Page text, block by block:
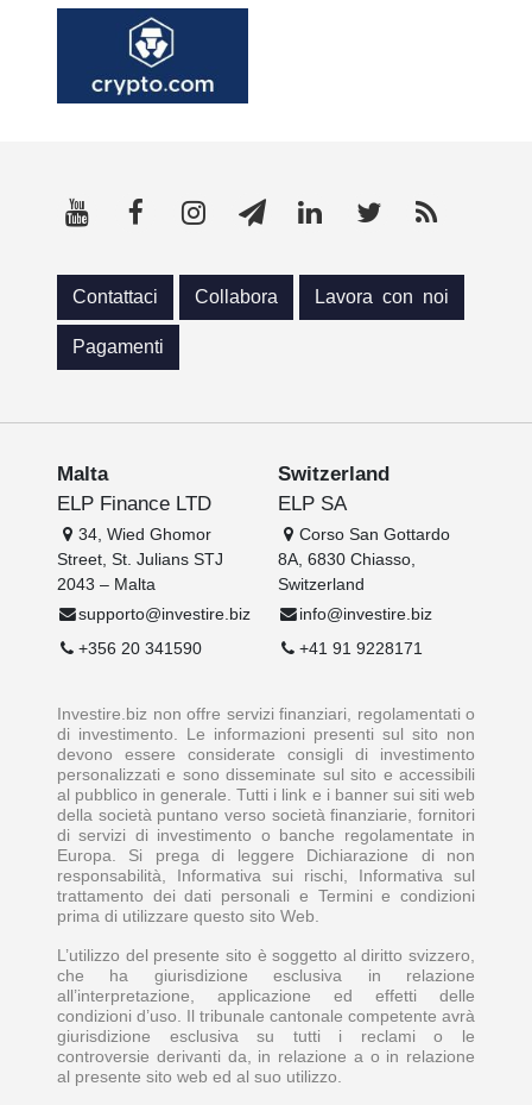
Contattaci Collabora Lavora con noi
Pagamenti
Malta
ELP Finance LTD
34, Wied Ghomor
Street, St. Julians STJ
2043 – Malta
supporto@investire.biz
+356 20 341590
Switzerland
ELP SA
Corso San Gottardo
8A, 6830 Chiasso,
Switzerland
info@investire.biz
+41 91 9228171
Investire.biz non offre servizi finanziari, regolamentati o
di investimento. Le informazioni presenti sul sito non
devono essere considerate consigli di investimento
personalizzati e sono disseminate sul sito e accessibili
al pubblico in generale. Tutti i link e i banner sui siti web
della società puntano verso società finanziarie, fornitori
di servizi di investimento o banche regolamentate in
Europa. Si prega di leggere Dichiarazione di non
responsabilità, Informativa sui rischi, Informativa sul
trattamento dei dati personali e Termini e condizioni
prima di utilizzare questo sito Web.
L’utilizzo del presente sito è soggetto al diritto svizzero,
che ha giurisdizione esclusiva in relazione
all’interpretazione, applicazione ed effetti delle
condizioni d’uso. Il tribunale cantonale competente avrà
giurisdizione esclusiva su tutti i reclami o le
controversie derivanti da, in relazione a o in relazione
al presente sito web ed al suo utilizzo.